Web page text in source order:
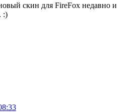
скин для FireFox недавно и
:)